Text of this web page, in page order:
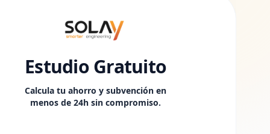
Estudio Gratuito
Calcula tu ahorro y subvención en
menos de 24h sin compromiso.